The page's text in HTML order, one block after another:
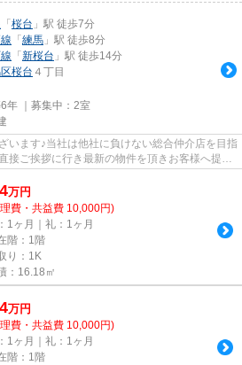
「 桜台 」駅 徒歩7分
「 練馬 」駅 徒歩8分
「 新桜台 」駅 徒歩14分
桜台 ４丁目
年 ｜募集中： 2室
います♪当社は他社に負けない総合仲介店を目指
接ご挨拶に行き最新の物件を頂きお客様へ提供
万円
費・共益費 10,000円)
1ヶ月｜礼：1ヶ月
階：1階
り：1K
：16.18㎡
万円
費・共益費 10,000円)
1ヶ月｜礼：1ヶ月
階：1階